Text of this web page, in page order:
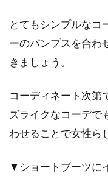
とてもシンプルなコ
ーのパンプスを合わ
きましょう。
コーディネート次第
ズライクなコーデで
わせることで女性ら
▼ショートブーツに